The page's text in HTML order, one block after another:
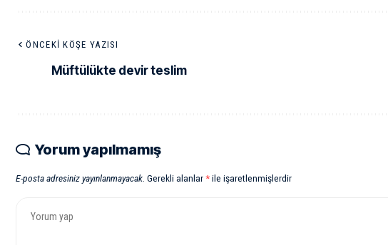
ÖNCEKI KÖŞE YAZISI
Müftülükte devir teslim
Yorum yapılmamış
E-posta adresiniz yayınlanmayacak. Gerekli alanlar*ile işaretlenmişlerdir